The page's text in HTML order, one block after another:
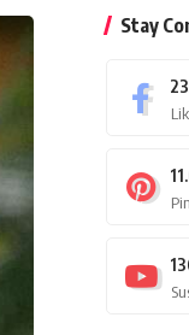
Stay
Pin